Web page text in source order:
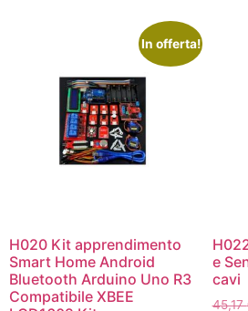
In offerta!
H020 Kit apprendimento
Smart Home Android
Bluetooth Arduino Uno R3
Compatibile XBEE
e
cavi
45,17